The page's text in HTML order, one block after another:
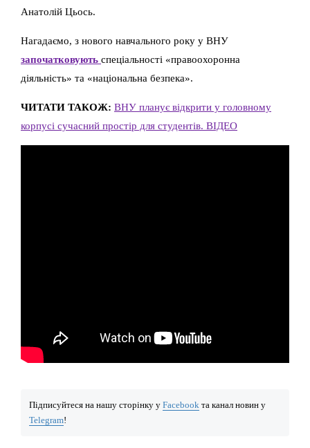
Анатолій Цьось.
Нагадаємо, з нового навчального року у ВНУ
започатковують спеціальності «правоохоронна
діяльність» та «національна безпека».
ЧИТАТИ ТАКОЖ: ВНУ планує відкрити у головному
корпусі сучасний простір для студентів. ВІДЕО
Підписуйтеся на нашу сторінку у Facebook та канал новин у
Telegram!